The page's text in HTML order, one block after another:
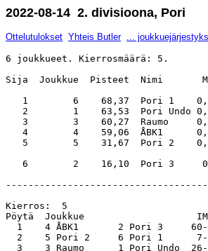
2022-08-14 2. divisioona, Pori
Ottelutulokset Yhteis Butler ...
6 joukkueet. Kierrosmäärä: 5.
Sija  Joukkue  Pisteet  Nimi       MP	Joukkueen
1        6    68,37  Pori 1    0,25	Sami Hanhinen - Taina Hanhinen - Ritva Peltomaa - Mikko
2        1    63,53  Pori Undo 0,125	Outi Rahi - Noora Rahi - Lauri Rahi - Martti
3        3    60,27
4        4    59,06  ÅBK1
5        5    31,67
Pöytä  Joukkue
1    4 ÅBK1       2 Pori 3
2    5 Pori 2     6 Pori 1
3    3 Raumo      1 Pori Undo